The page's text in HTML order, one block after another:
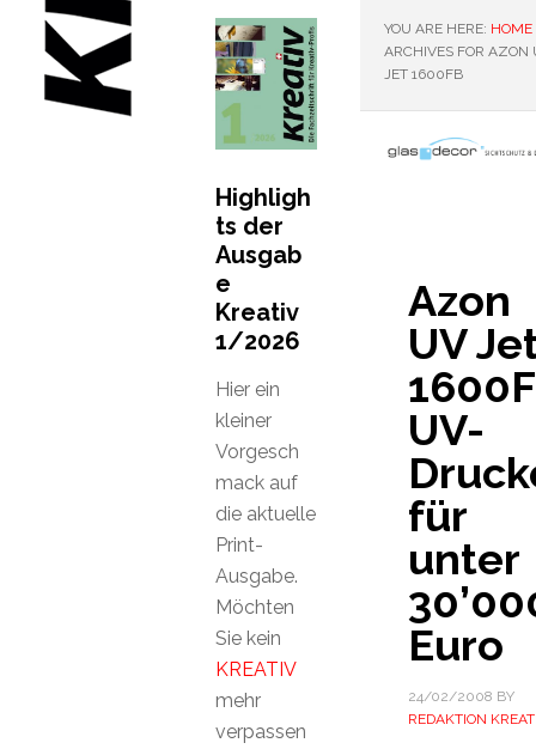
YOU ARE HERE: HOME
ARCHIVES FOR AZON
JET 1600FB
Azon
UV
UV-
für
unter
Euro
24/02/2008 BY
REDAKTION
Highligh
ts der
Ausgab
e
Kreativ
1/2026
Hier ein
kleiner
Vorgesch
mack auf
die aktuelle
Print-
Ausgabe.
Möchten
Sie kein
KREATIV
mehr
verpassen